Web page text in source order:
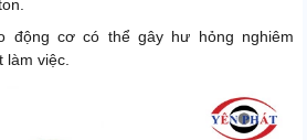
động cơ có thể gây hư hỏng nghiêm
làm việc.